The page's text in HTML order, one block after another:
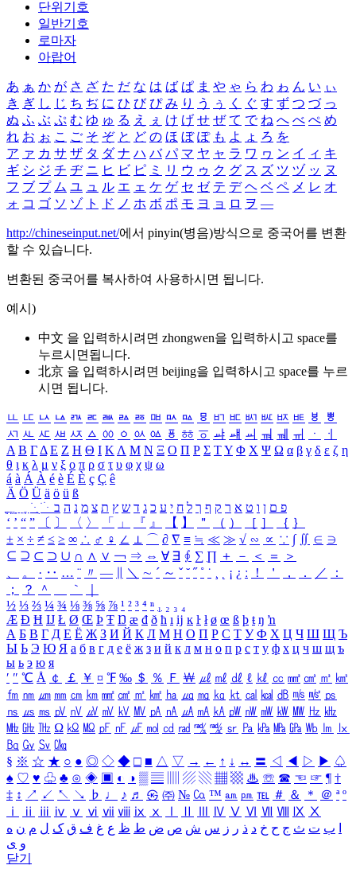
단위기호
일반기호
로마자
아랍어
あ ぁ か が さ ざ た だ な は ば ぱ ま や ゃ ら わ ゎ ん い ぃ
き ぎ し じ ち ぢ に ひ び ぴ み り う ぅ く ぐ す ず つ づ っ
ぬ ふ ぶ ぷ む ゆ ゅ る え ぇ け げ せ ぜ て で ね へ べ ぺ め
れ お ぉ こ ご そ ぞ と ど の ほ ぼ ぽ も よ ょ ろ を
ア ァ カ サ ザ タ ダ ナ ハ バ パ マ ヤ ャ ラ ワ ヮ ン イ ィ キ
ギ シ ジ チ ヂ ニ ヒ ビ ピ ミ リ ウ ゥ ク グ ス ズ ツ ヅ ッ ヌ
フ ブ プ ム ユ ュ ル エ ェ ケ ゲ セ ゼ テ デ ヘ ベ ペ メ レ オ
ォ コ ゴ ソ ゾ ト ド ノ ホ ボ ポ モ ヨ ョ ロ ヲ ―
http://chineseinput.net/에서 pinyin(병음)방식으로 중국어를 변환
할 수 있습니다.
변환된 중국어를 복사하여 사용하시면 됩니다.
예시)
中文 을 입력하시려면 zhongwen을 입력하시고 space를
누르시면됩니다.
北京 을 입력하시려면 beijing을 입력하시고 space를 누르
시면 됩니다.
ㅥ ㅦ ㅧ ㅨ ㅩ ㅪ ㅫ ㅬ ㅭ ㅮ ㅯ ㅰ ㅱ ㅲ ㅳ ㅴ ㅵ ㅶ ㅷ ㅸ
ㅹ
ㅺ ㅻ ㅼ ㅽ ㅾ ㅿ ㆀ ㆁ ㆂ ㆃ ㆄ ㆅ ㆆ ㆇ ㆈ ㆉ ㆊ ㆋ ㆌ ㆍ
ㆎ
Α Β ΓΔ Ε Ζ Η Θ Ι ΚΛ Μ Ν Ξ Ο Π Ρ Σ ΤΥ Φ Χ Ψ Ω α β γ δ ε ζ η
θ ι κ λ μ ν ξ ο π ρ σ τ υ φ χ ψ ω
á à Á À é è É È ç Ç ê
Ä Ö Ü ä ö ü ß
ִֶֹ ֻּ ׁׂ פ ם ן ו ט א ר ק ף ך ל ח י ע כ ג ד ש ץ ת צ מ נ ה ב
‘ ’ “ ” 〔 〕 〈 〉 「 」 『 』 【 】 ＂ （ ） ［ ］ ｛ ｝
± × ÷ ≠ ≤ ≥ ∞ ∴ ♂ ♀ ∠ ⊥ ⌒ ∂ ∇ ≡ ≒ ≪ ≫ √ ∽ ∝ ∵ ∫ ∬ ∈ ∋
⊆ ⊇ ⊂ ⊃ ∪ ∩ ∧ ∨ ￢ ⇒ ⇔ ∀ ∃ ∮ ∑ ∏ ＋ － ＜ ＝
＞
、
。 · ‥ … ¨ 〃 ― ＼ ∼ ´ ～ ˇ ˘ ˝ ˚ ˙ ¸ ¡ ¿ ː ！ ＇ ， ． ／
：
；
？ ＾ ｀
½ ⅓ ⅔ ¼ ¾ ⅛ ⅜ ⅝ ⅞ ¹ ² ³ ⁴ ⁿ ₁ ₂ ₃ ₄
Æ Ð Ħ Ĳ Ł Ø Œ Þ Ŧ Ŋ æ đ ð ħ ı ĳ ĸ ŀ ł ø œ ß þ ŧ ŋ ŉ
А Б В Г Д Е Ё Ж З И Й К Л М Н О П Р С Т У Ф Х Ц Ч Ш Щ Ъ
Ы Ь Э Ю Я а б в г д е ё ж з и й к л м н о п р с т у ф х ц ч ш щ ъ
ы ь э ю я
′ ″ ℃ Å ￠ ￡ ￥ ¤ ℉ ‰ ＄ ％ Ｆ ￦ ㎕ ㎖ ㎗ ℓ ㎘ ㏄ ㎣ ㎤ ㎥ ㎦
㎙ ㎚ ㎛ ㎜ ㎝ ㎞ ㎟ ㎠ ㎡ ㎢ ㏊ ㎍ ㎎ ㎏ ㏏ ㎈ ㎉ ㏈ ㎧ ㎨ ㎰
㎱ ㎲ ㎳ ㎴ ㎵ ㎶ ㎷ ㎸ ㎹ ㎀ ㎁ ㎂ ㎃ ㎄ ㎺ ㎻ ㎽ ㎾ ㎿ ㎐ ㎑
㎒ ㎓ ㎔ Ω ㏀ ㏁ ㎊ ㎋ ㎌ ㏖ ㏅ ㎭ ㎮ ㎯ ㏛ ㎩ ㎪ ㎫ ㎬ ㏝ ㏐
㏓
㏃ ㏉ ㏜ ㏆
§ ※ ☆ ★ ○ ● ◎ ◇ ◆ □ ■ △ ▽ → ← ↑ ↓ ↔ 〓 ◁ ◀ ▷ ▶ ♤
♠ ♡ ♥ ♧ ♣ ⊙ ◈ ▣ ◐ ◑ ▒ ▤ ▨ ▧ ▦ ▩ ♨ ☏ ☎ ☜ ☞ ¶ †
‡ ↕ ↗ ↙ ↖ ↘ ♭ ♩ ♪ ♬ ㉿ ㈜ № ㏇ ™ ㏂ ㏘ ℡ ＃ ＆ ＊ ＠ ª º
ⅰ
ⅱ ⅲ ⅳ ⅴ ⅵ ⅶ ⅷ ⅸ ⅹ Ⅳ Ⅴ Ⅵ Ⅶ Ⅷ Ⅸ Ⅹ
ب ت ث ج ح خ د ذ ر ز س ش ص ض ط ظ ع غ ف ق ک ل م ن ه
و ی
닫기